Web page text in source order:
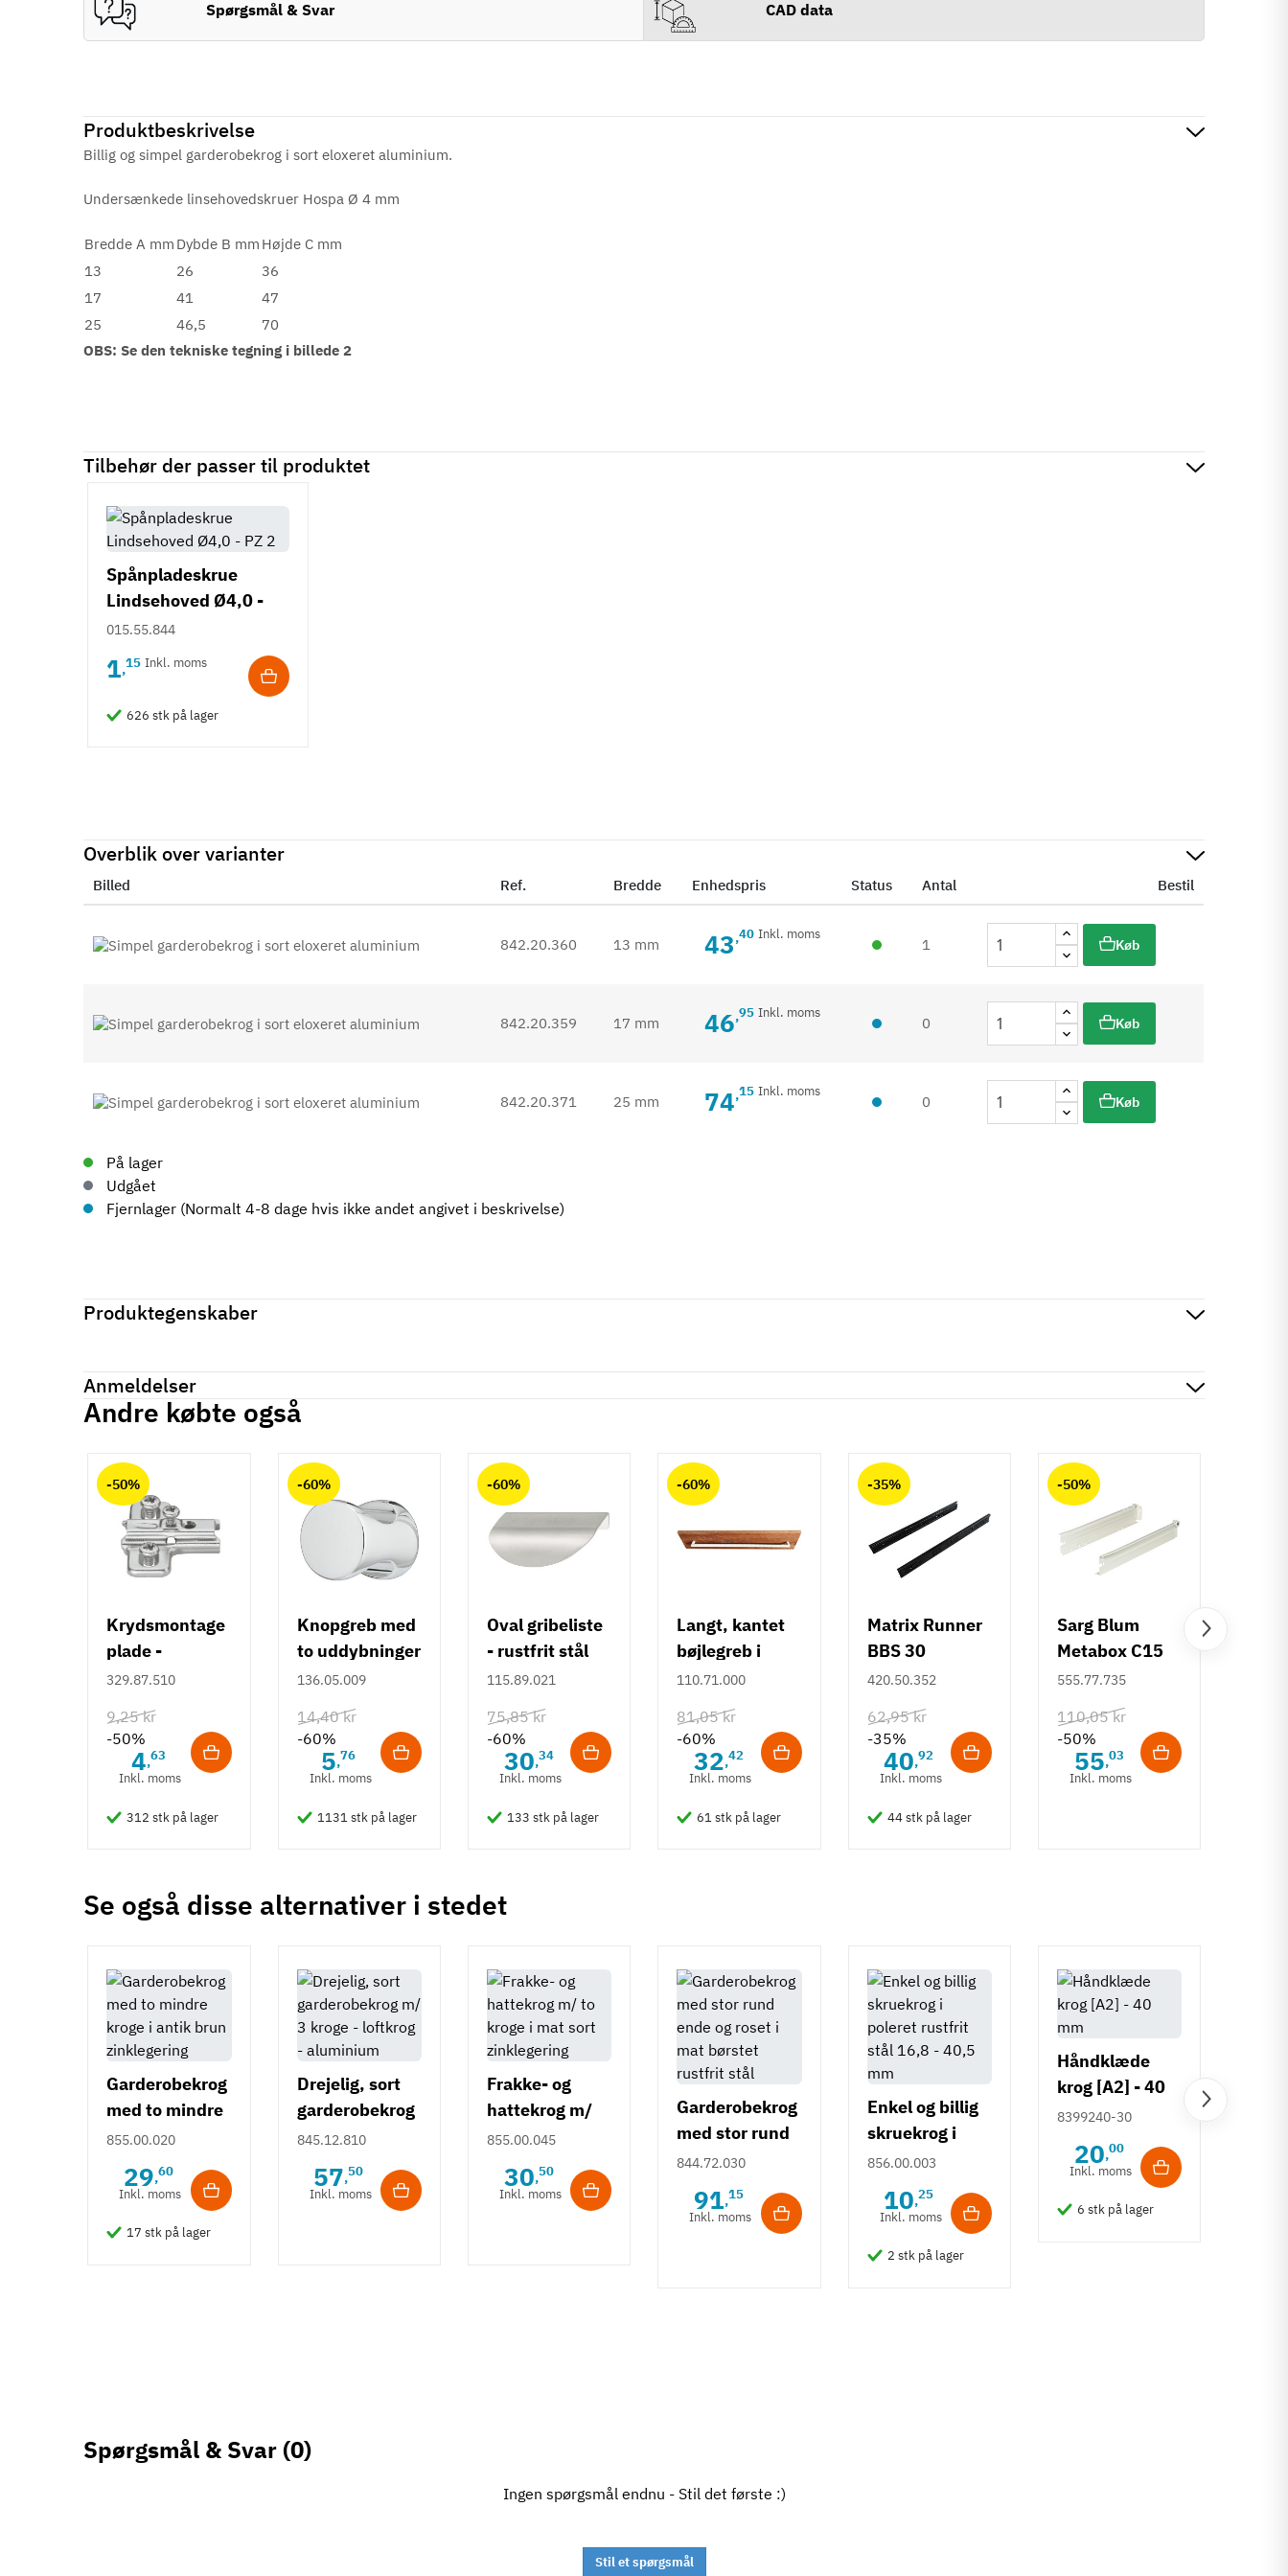
Produktbeskrivelse
Billig og simpel garderobekrog i sort eloxeret aluminium.
Undersænkede linsehovedskruer Hospa Ø 4 mm
Bredde A mm Dybde B mm Højde C mm
13
26
36
17
41
47
25
46,5
70
OBS: Se den tekniske tegning i billede 2
Tilbehør der passer til produktet
Spånpladeskrue
Lindsehoved Ø4,0 -
PZ2
015.55.844
1,15 Inkl. moms
626 stk på lager
Overblik over varianter
Billed Ref. Bredde Enhedspris Status Antal Bestil
842.20.360 13 mm 43,40 Inkl. moms
1 Køb
842.20.359 17 mm 46,95 Inkl. moms
0 Køb
842.20.371 25 mm 74,15 Inkl. moms
0 Køb
På lager
Udgået
Fjernlager (Normalt 4-8 dage hvis ikke andet angivet i beskrivelse)
Produktegenskaber
På lager 1 Enhed
Produktinformation
Materiale
Aluminium
Farve
Model
Tilstand Ny
Anmeldelser
Spørgsmål & Svar CAD data
Andre købte også
-50%
Krydsmontage
plade -
Duomatic SL -
329.87.510
9,25 kr
-50%
4,63
Inkl. moms
312 stk på lager
-60%
Knopgreb med
to uddybninger
- rustfrit stål
136.05.009
14,40 kr
-60%
5,76
Inkl. moms
1131 stk på lager
-60%
Oval gribeliste
- rustfrit stål
115.89.021
75,85 kr
-60%
30,34
Inkl. moms
133 stk på lager
-60%
Langt, kantet
bøjlegreb i
rustfrit stål m/
- 490 mm
110.71.000
81,05 kr
-60%
32,42
Inkl. moms
61 stk på lager
-35%
Matrix Runner
BBS 30
kugleudtræk -
420.50.352
62,95 kr
-35%
40,92
Inkl. moms
44 stk på lager
-50%
Sarg Blum
Metabox C15
320 M - højde
555.77.735
110,05 kr
-50%
55,03
Inkl. moms
Se også disse alternativer i stedet
Garderobekrog
med to mindre
kroge i antik
zinklegering
855.00.020
29,60
Inkl. moms
17 stk på lager
Drejelig, sort
garderobekrog
m/ 3 kroge -
loftkrog -
aluminium
845.12.810
57,50
Inkl. moms
Frakke- og
hattekrog m/
to kroge i mat
zinklegering
855.00.045
30,50
Inkl. moms
Garderobekrog
med stor rund
ende og roset i
mat børstet
rustfrit stål
844.72.030
91,15
Inkl. moms
Enkel og billig
skruekrog i
poleret rustfrit
stål 16,8 - 40,5
mm
856.00.003
10,25
Inkl. moms
2 stk på lager
Håndklæde
krog [A2] - 40
mm
8399240-30
20,00
Inkl. moms
6 stk på lager
Spørgsmål & Svar(0)
Ingen spørgsmål endnu - Stil det første :)
Stil et spørgsmål